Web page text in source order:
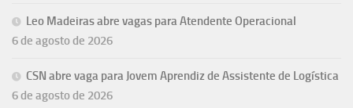
Leo Madeiras abre vagas para Atendente Operacional
6 de agosto de 2026
CSN abre vaga para Jovem Aprendiz de Assistente de Logística
6 de agosto de 2026